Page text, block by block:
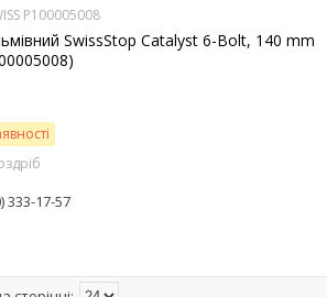
P100005008
SwissStop Catalyst 6-Bolt, 140 mm
333-17-57